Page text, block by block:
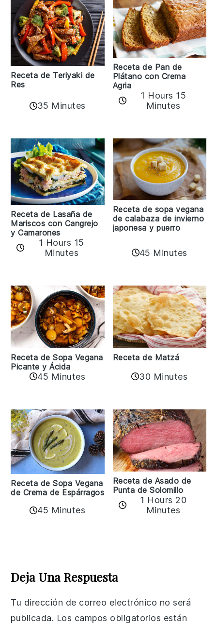
Receta de Teriyaki de
Res
35 Minutes
Receta de Pan de
Plátano con Crema
Agria
1 Hours 15
Minutes
Receta de Lasaña de
Mariscos con Cangrejo
y Camarones
1 Hours 15
Minutes
Receta de sopa vegana
de calabaza de invierno
japonesa y puerro
45 Minutes
Receta de Sopa Vegana
Picante y Ácida
45 Minutes
Receta de Matzá
30 Minutes
Receta de Sopa Vegana
de Crema de Espárragos
45 Minutes
Receta de Asado de
Punta de Solomillo
1 Hours 20
Minutes
Interactions
Deja Una Respuesta
Tu dirección de correo electrónico no será
publicada. Los campos obligatorios están